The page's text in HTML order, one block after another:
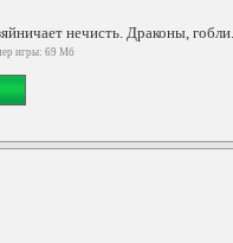
нечисть. Драконы, гобли...
игры: 69 Мб